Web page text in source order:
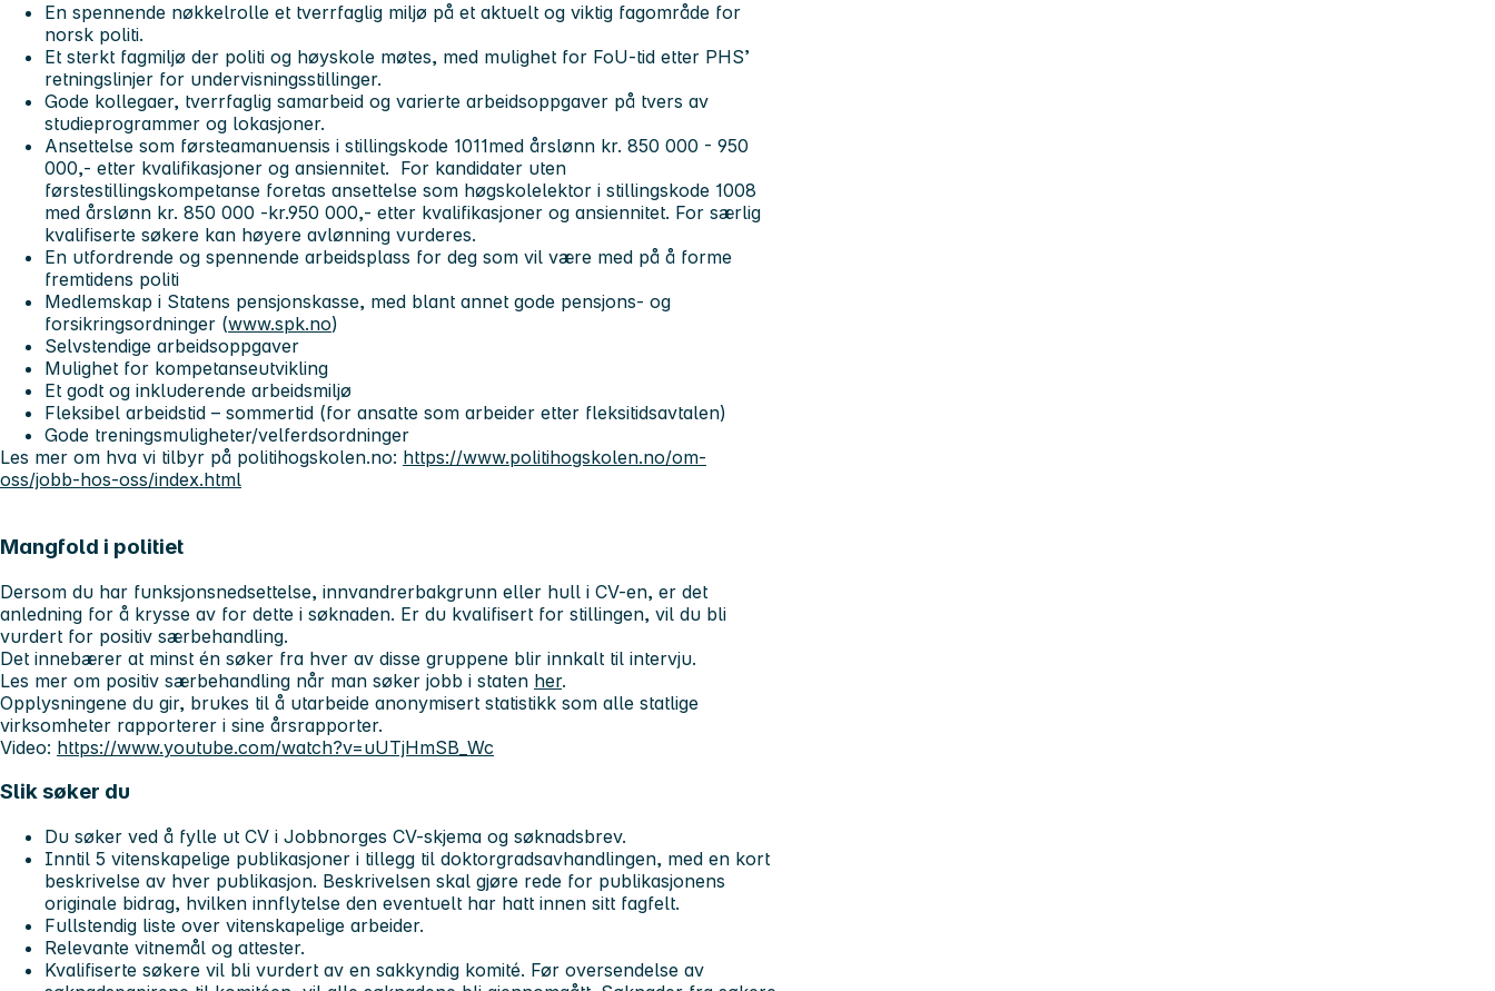
En spennende nøkkelrolle et tverrfaglig miljø på et aktuelt og viktig fagområde for
norsk politi.
Et sterkt fagmiljø der politi og høyskole møtes, med mulighet for FoU-tid etter PHS’
retningslinjer for undervisningsstillinger.
Gode kollegaer, tverrfaglig samarbeid og varierte arbeidsoppgaver på tvers av
studieprogrammer og lokasjoner.
Ansettelse som førsteamanuensis i stillingskode 1011med årslønn kr. 850 000 - 950
000,- etter kvalifikasjoner og ansiennitet. For kandidater uten
førstestillingskompetanse foretas ansettelse som høgskolelektor i stillingskode 1008
med årslønn kr. 850 000 -kr.950 000,- etter kvalifikasjoner og ansiennitet. For særlig
kvalifiserte søkere kan høyere avlønning vurderes.
En utfordrende og spennende arbeidsplass for deg som vil være med på å forme
fremtidens politi
Medlemskap i Statens pensjonskasse, med blant annet gode pensjons- og
forsikringsordninger (www.spk.no)
Selvstendige arbeidsoppgaver
Mulighet for kompetanseutvikling
Et godt og inkluderende arbeidsmiljø
Fleksibel arbeidstid – sommertid (for ansatte som arbeider etter fleksitidsavtalen)
Gode treningsmuligheter/velferdsordninger
Les mer om hva vi tilbyr på politihogskolen.no: https://www.politihogskolen.no/om-
oss/jobb-hos-oss/index.html
Mangfold i politiet
Dersom du har funksjonsnedsettelse, innvandrerbakgrunn eller hull i CV-en, er det
anledning for å krysse av for dette i søknaden. Er du kvalifisert for stillingen, vil du bli
vurdert for positiv særbehandling.
Det innebærer at minst én søker fra hver av disse gruppene blir innkalt til intervju.
Les mer om positiv særbehandling når man søker jobb i staten her.
Opplysningene du gir, brukes til å utarbeide anonymisert statistikk som alle statlige
virksomheter rapporterer i sine årsrapporter.
Video: https://www.youtube.com/watch?v=uUTjHmSB_Wc
Slik søker du
Du søker ved å fylle ut CV i Jobbnorges CV-skjema og søknadsbrev.
Inntil 5 vitenskapelige publikasjoner i tillegg til doktorgradsavhandlingen, med en kort
beskrivelse av hver publikasjon. Beskrivelsen skal gjøre rede for publikasjonens
originale bidrag, hvilken innflytelse den eventuelt har hatt innen sitt fagfelt.
Fullstendig liste over vitenskapelige arbeider.
Relevante vitnemål og attester.
Kvalifiserte søkere vil bli vurdert av en sakkyndig komité. Før oversendelse av